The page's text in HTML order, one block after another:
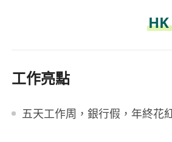
工作亮點
五天工作周，銀行假，年終花